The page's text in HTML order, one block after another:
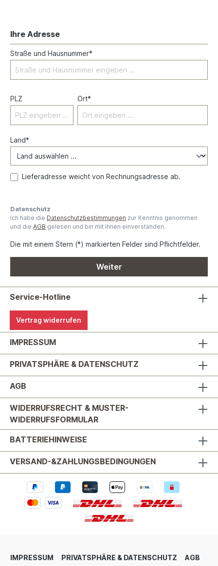
Ihre Adresse
Straße und Hausnummer*
PLZ Ort*
Land*
Lieferadresse weicht von Rechnungsadresse ab.
Datenschutz
Ich habe die Datenschutzbestimmungen zur Kenntnis genommen
und die AGB gelesen und bin mit ihnen einverstanden.
Die mit einem Stern (*) markierten Felder sind Pflichtfelder.
Weiter
Service-Hotline
Vertrag widerrufen
IMPRESSUM
PRIVATSPHÄRE & DATENSCHUTZ
AGB
WIDERRUFSRECHT & MUSTER-
WIDERRUFSFORMULAR
BATTERIEHINWEISE
VERSAND-&ZAHLUNGSBEDINGUNGEN
IMPRESSUM PRIVATSPHÄRE & DATENSCHUTZ AGB